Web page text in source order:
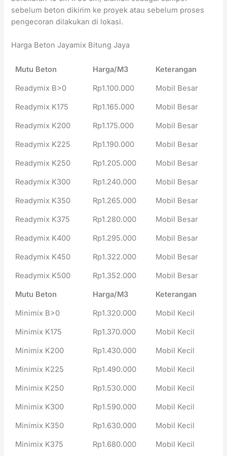
sebelum beton dikirim ke proyek atau sebelum proses
pengecoran dilakukan di lokasi.
Harga Beton Jayamix Bitung Jaya
Mutu Beton Harga/M3 Keterangan
Readymix B>0 Rp1.100.000 Mobil Besar
Readymix K175 Rp1.165.000 Mobil Besar
Readymix K200 Rp1.175.000 Mobil Besar
Readymix K225 Rp1.190.000 Mobil Besar
Readymix K250 Rp1.205.000 Mobil Besar
Readymix K300 Rp1.240.000 Mobil Besar
Readymix K350 Rp1.265.000 Mobil Besar
Readymix K375 Rp1.280.000 Mobil Besar
Readymix K400 Rp1.295.000 Mobil Besar
Readymix K450 Rp1.322.000 Mobil Besar
Readymix K500 Rp1.352.000 Mobil Besar
Mutu Beton Harga/M3 Keterangan
Minimix B>0 Rp1.320.000 Mobil Kecil
Minimix K175 Rp1.370.000 Mobil Kecil
Minimix K200 Rp1.430.000 Mobil Kecil
Minimix K225 Rp1.490.000 Mobil Kecil
Minimix K250 Rp1.530.000 Mobil Kecil
Minimix K300 Rp1.590.000 Mobil Kecil
Minimix K350 Rp1.630.000 Mobil Kecil
Minimix K375 Rp1.680.000 Mobil Kecil